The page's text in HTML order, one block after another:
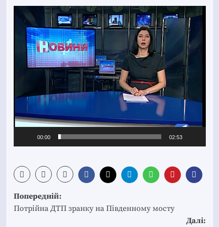
Відеопрогравач
00:00 02:53
Post
navigation
Попередній:
Потрійна ДТП зранку на Південному мосту
Далі: